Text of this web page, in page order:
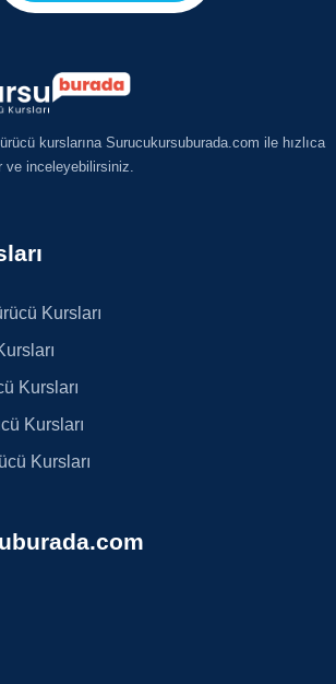
kurslarına Surucukursuburada.com ile hızlıca
ve inceleyebilirsiniz.
Kursları
Kursları
Kursları
Kursları